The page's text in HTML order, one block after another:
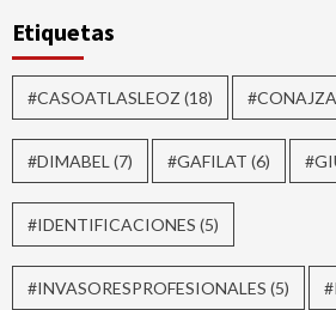
Etiquetas
#CASOATLASLEOZ (18)
#DIMABEL (7) #GAFILAT (6)
#IDENTIFICACIONES (5)
#INVASORESPROFESIONALES (5)